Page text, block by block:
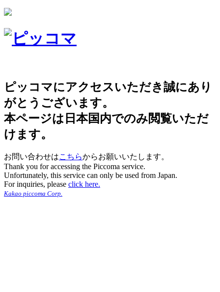
ピッコマにアクセスいただき誠にあり
がとうございます。
本ページは日本国内でのみ閲覧いただ
けます。
お問い合わせはこちらからお願いいたします。
Thank you for accessing the Piccoma service.
Unfortunately, this service can only be used from Japan.
For inquiries, please click here.
Kakao piccoma Corp.